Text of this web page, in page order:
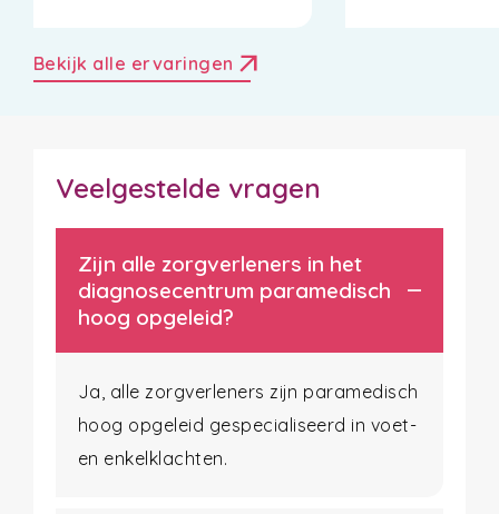
Bekijk alle ervaringen arrow_outward
Veelgestelde vragen
Zijn alle zorgverleners in het
diagnosecentrum paramedisch
hoog opgeleid?
Ja, alle zorgverleners zijn paramedisch
hoog opgeleid gespecialiseerd in voet-
en enkelklachten.